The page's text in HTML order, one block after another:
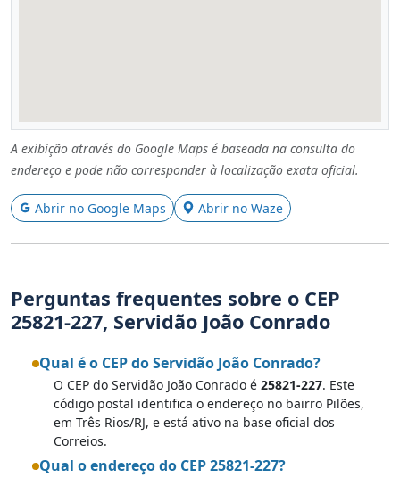
A exibição através do Google Maps é baseada na consulta do
endereço e pode não corresponder à localização exata oficial.
Abrir no Google Maps Abrir no Waze
Perguntas frequentes sobre o CEP
25821-227, Servidão João Conrado
Qual é o CEP do Servidão João Conrado?
O CEP do Servidão João Conrado é 25821-227. Este
código postal identifica o endereço no bairro Pilões,
em Três Rios/RJ, e está ativo na base oficial dos
Correios.
Qual o endereço do CEP 25821-227?